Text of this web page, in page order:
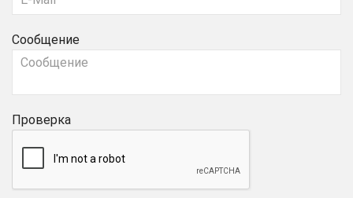
Сообщение
Проверка